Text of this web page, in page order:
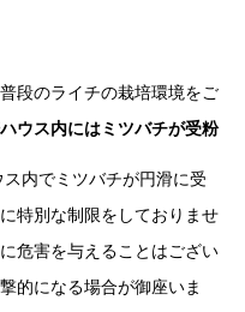
段のライチの栽培環境をご
ウス内にはミツバチが受粉
ス内でミツバチが円滑に受
特別な制限をしておりませ
危害を与えることはござい
的になる場合が御座いま